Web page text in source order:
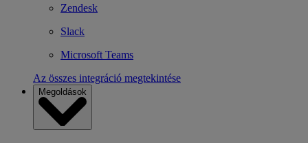
Zendesk
Slack
Microsoft Teams
Az összes integráció megtekintése
Megoldások